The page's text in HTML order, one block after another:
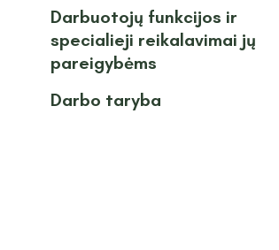
Darbuotojų funkcijos ir
specialieji reikalavimai jų
pareigybėms
Darbo taryba